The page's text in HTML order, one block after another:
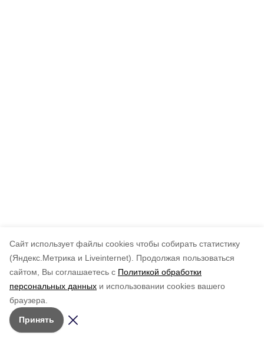
Cайт использует файлы cookies чтобы собирать статистику
(Яндекс.Метрика и Liveinternet).
Продолжая пользоваться
сайтом, Вы соглашаетесь с Политикой обработки
персональных данных и использовании cookies вашего
браузера.
Принять